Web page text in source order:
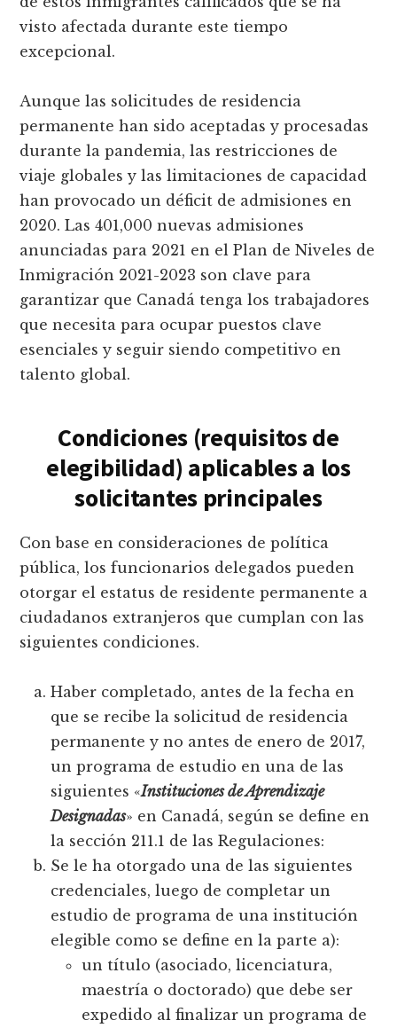
visto afectada durante este tiempo
excepcional.
Aunque las solicitudes de residencia
permanente han sido aceptadas y procesadas
durante la pandemia, las restricciones de
viaje globales y las limitaciones de capacidad
han provocado un déficit de admisiones en
2020. Las 401,000 nuevas admisiones
anunciadas para 2021 en el Plan de Niveles de
Inmigración 2021-2023 son clave para
garantizar que Canadá tenga los trabajadores
que necesita para ocupar puestos clave
esenciales y seguir siendo competitivo en
talento global.
Condiciones (requisitos de
elegibilidad) aplicables a los
solicitantes principales
Con base en consideraciones de política
pública, los funcionarios delegados pueden
otorgar el estatus de residente permanente a
ciudadanos extranjeros que cumplan con las
siguientes condiciones.
Haber completado, antes de la fecha en
que se recibe la solicitud de residencia
permanente y no antes de enero de 2017,
un programa de estudio en una de las
siguientes «Instituciones de Aprendizaje
Designadas» en Canadá, según se define en
la sección 211.1 de las Regulaciones:
Se le ha otorgado una de las siguientes
credenciales, luego de completar un
estudio de programa de una institución
elegible como se define en la parte a):
un título (asociado, licenciatura,
maestría o doctorado) que debe ser
expedido al finalizar un programa de